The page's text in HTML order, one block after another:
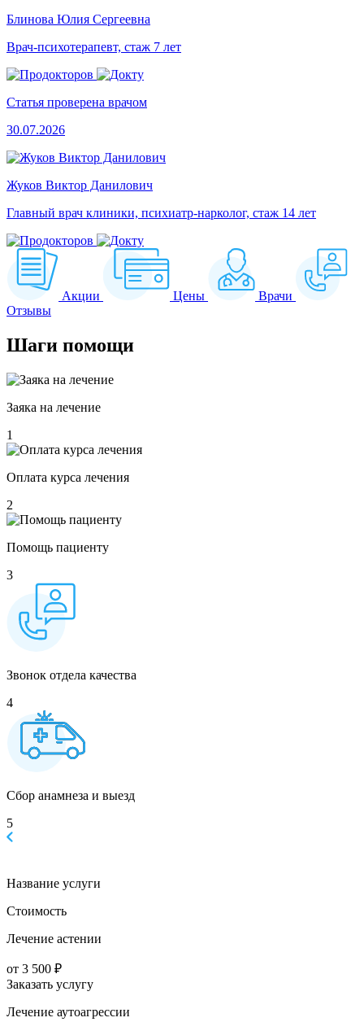
Блинова Юлия Сергеевна
Врач-психотерапевт, стаж 7 лет
Статья проверена врачом
30.07.2026
Жуков Виктор Данилович
Главный врач клиники, психиатр-нарколог, стаж 14 лет
Акции Цены
Врачи
Отзывы
Шаги помощи
Заяка на лечение
1
Оплата курса лечения
2
Помощь пациенту
3
Звонок отдела качества
4
Сбор анамнеза и выезд
5
Название услуги
Стоимость
Лечение астении
от 3 500 ₽
Заказать услугу
Лечение аутоагрессии